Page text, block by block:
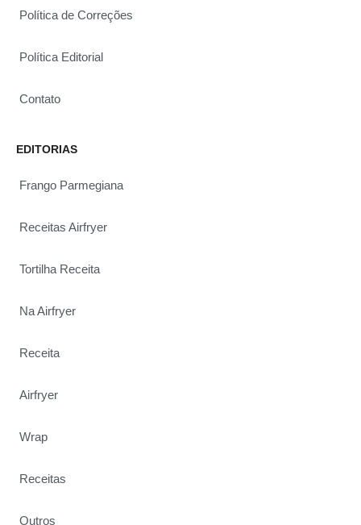
Política de Correções
Política Editorial
Contato
EDITORIAS
Frango Parmegiana
Receitas Airfryer
Tortilha Receita
Na Airfryer
Receita
Airfryer
Wrap
Receitas
Outros